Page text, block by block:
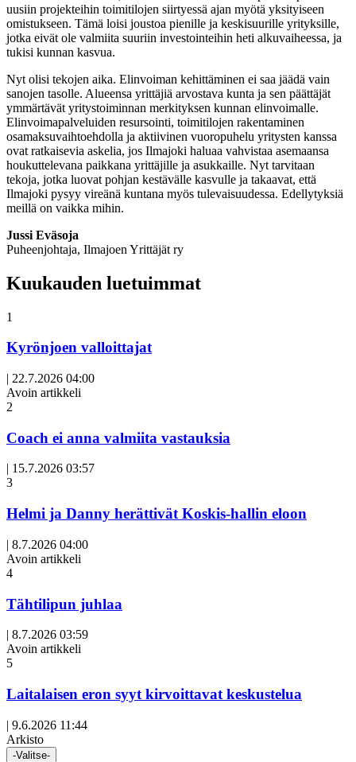
uusiin projekteihin toimitilojen siirtyessä ajan myötä yksityiseen
omistukseen. Tämä loisi joustoa pienille ja keskisuurille yrityksille,
jotka eivät ole valmiita suuriin investointeihin heti alkuvaiheessa, ja
tukisi kunnan kasvua.
Nyt olisi tekojen aika. Elinvoiman kehittäminen ei saa jäädä vain
sanojen tasolle. Alueensa yrittäjiä arvostava kunta ja sen päättäjät
ymmärtävät yritystoiminnan merkityksen kunnan elinvoimalle.
Elinvoimapalveluiden resursointi, toimitilojen rakentaminen
osamaksuvaihtoehdolla ja aktiivinen vuoropuhelu yritysten kanssa
ovat ratkaisevia askelia, jos Ilmajoki haluaa vahvistaa asemaansa
houkuttelevana paikkana yrittäjille ja asukkaille. Nyt tarvitaan
tekoja, jotka luovat pohjan kestävälle kasvulle ja takaavat, että
Ilmajoki pysyy vireänä kuntana myös tulevaisuudessa. Edellytyksiä
meillä on vaikka mihin.
Jussi Eväsoja
Puheenjohtaja, Ilmajoen Yrittäjät ry
Kuukauden luetuimmat
1
Kyrönjoen valloittajat
| 22.7.2026 04:00
Avoin artikkeli
2
Coach ei anna valmiita vastauksia
| 15.7.2026 03:57
3
Helmi ja Danny herättivät Koskis-hallin eloon
| 8.7.2026 04:00
Avoin artikkeli
4
Tähtilipun juhlaa
| 8.7.2026 03:59
Avoin artikkeli
5
Laitalaisen eron syyt kirvoittavat keskustelua
| 9.6.2026 11:44
Arkisto
-Valitse-